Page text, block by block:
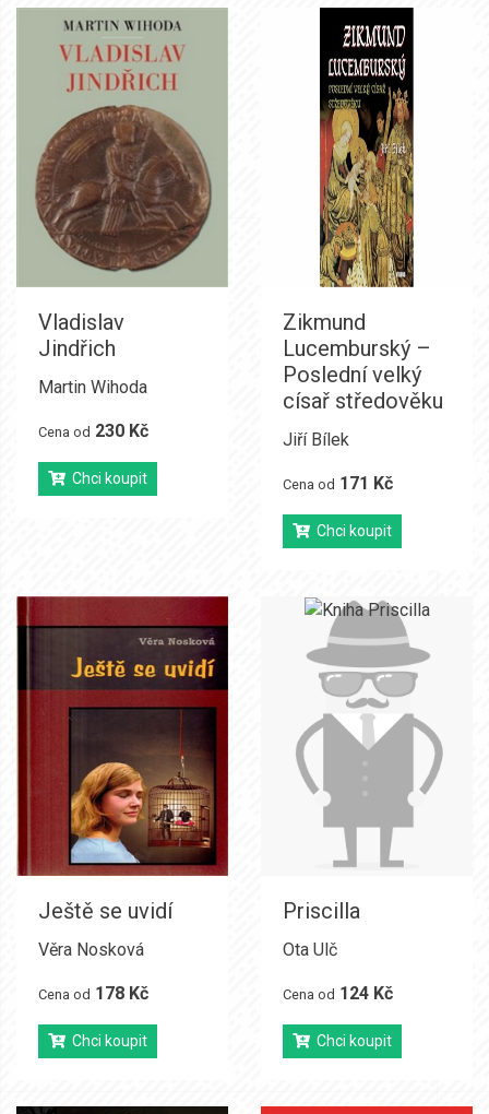
Vladislav
Jindřich
Martin Wihoda
Cena od 230 Kč
Chci koupit
Zikmund
Lucemburský –
Poslední velký
císař středověku
Jiří Bílek
Cena od 171 Kč
Chci koupit
Ještě se uvidí
Věra Nosková
Cena od 178 Kč
Chci koupit
Priscilla
Ota Ulč
Cena od 124 Kč
Chci koupit